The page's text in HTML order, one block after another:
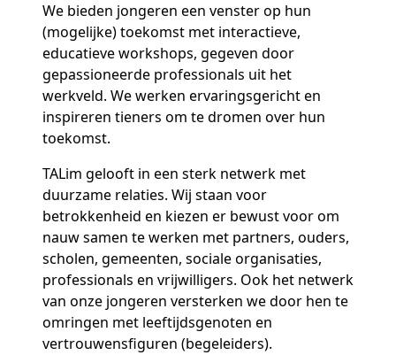
We bieden jongeren een venster op hun
(mogelijke) toekomst met interactieve,
educatieve workshops, gegeven door
gepassioneerde professionals uit het
werkveld. We werken ervaringsgericht en
inspireren tieners om te dromen over hun
toekomst.
TALim gelooft in een sterk netwerk met
duurzame relaties. Wij staan voor
betrokkenheid en kiezen er bewust voor om
nauw samen te werken met partners, ouders,
scholen, gemeenten, sociale organisaties,
professionals en vrijwilligers. Ook het netwerk
van onze jongeren versterken we door hen te
omringen met leeftijdsgenoten en
vertrouwensfiguren (begeleiders).